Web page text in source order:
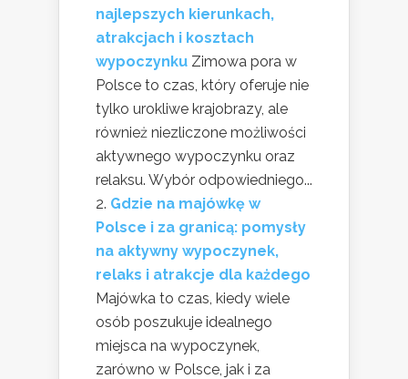
najlepszych kierunkach,
atrakcjach i kosztach
wypoczynku Zimowa pora w
Polsce to czas, który oferuje nie
tylko urokliwe krajobrazy, ale
również niezliczone możliwości
aktywnego wypoczynku oraz
relaksu. Wybór odpowiedniego...
Gdzie na majówkę w
Polsce i za granicą: pomysły
na aktywny wypoczynek,
relaks i atrakcje dla każdego
Majówka to czas, kiedy wiele
osób poszukuje idealnego
miejsca na wypoczynek,
zarówno w Polsce, jak i za